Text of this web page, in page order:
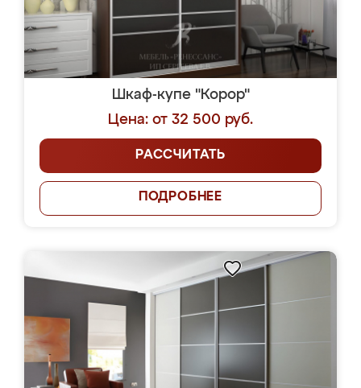
Шкаф-купе "Корор"
Цена: от 32 500 руб.
РАССЧИТАТЬ
ПОДРОБНЕЕ